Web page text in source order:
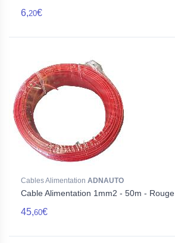
6,20€
Cables Alimentation ADNAUTO
Cable Alimentation 1mm2 - 50m - Rouge
45,60€